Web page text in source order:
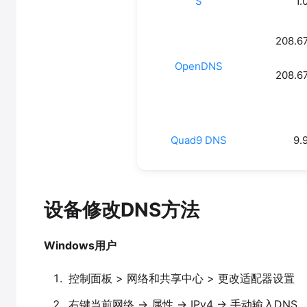
OpenDNS
Quad9 DNS
设备修改DNS方法
Windows用户
控制面板 > 网络和共享中心 > 更改适配器设置
右键当前网络 → 属性 → IPv4 → 手动输入DNS